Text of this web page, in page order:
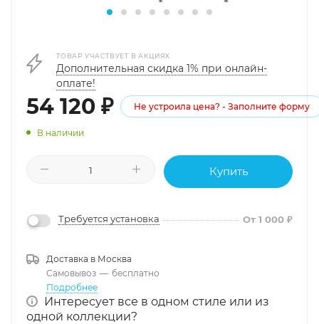
ТОВАР УЧАСТВУЕТ В АКЦИЯХ
Дополнительная скидка 1% при онлайн-
оплате!
54 120 ₽ Не устроила цена? - Заполните форму
В наличии
Купить
Требуется установка От 1 000 ₽
Доставка в Москва
Самовывоз — бесплатно
Подробнее
Интересует все в одном стиле или из
одной коллекции?